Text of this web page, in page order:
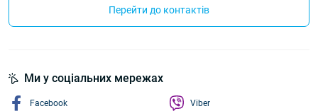
Перейти до контактів
Ми у соціальних мережах
Facebook Viber